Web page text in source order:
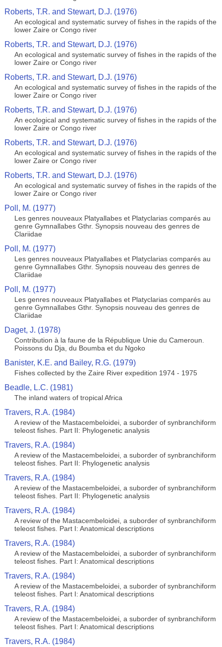
Roberts, T.R. and Stewart, D.J. (1976)
An ecological and systematic survey of fishes in the rapids of the
lower Zaire or Congo river
Roberts, T.R. and Stewart, D.J. (1976)
An ecological and systematic survey of fishes in the rapids of the
lower Zaire or Congo river
Roberts, T.R. and Stewart, D.J. (1976)
An ecological and systematic survey of fishes in the rapids of the
lower Zaire or Congo river
Roberts, T.R. and Stewart, D.J. (1976)
An ecological and systematic survey of fishes in the rapids of the
lower Zaire or Congo river
Roberts, T.R. and Stewart, D.J. (1976)
An ecological and systematic survey of fishes in the rapids of the
lower Zaire or Congo river
Roberts, T.R. and Stewart, D.J. (1976)
An ecological and systematic survey of fishes in the rapids of the
lower Zaire or Congo river
Poll, M. (1977)
Les genres nouveaux Platyallabes et Platyclarias comparés au
genre Gymnallabes Gthr. Synopsis nouveau des genres de
Clariidae
Poll, M. (1977)
Les genres nouveaux Platyallabes et Platyclarias comparés au
genre Gymnallabes Gthr. Synopsis nouveau des genres de
Clariidae
Poll, M. (1977)
Les genres nouveaux Platyallabes et Platyclarias comparés au
genre Gymnallabes Gthr. Synopsis nouveau des genres de
Clariidae
Daget, J. (1978)
Contribution à la faune de la République Unie du Cameroun.
Poissons du Dja, du Boumba et du Ngoko
Banister, K.E. and Bailey, R.G. (1979)
Fishes collected by the Zaire River expedition 1974 - 1975
Beadle, L.C. (1981)
The inland waters of tropical Africa
Travers, R.A. (1984)
A review of the Mastacembeloidei, a suborder of synbranchiform
teleost fishes. Part II: Phylogenetic analysis
Travers, R.A. (1984)
A review of the Mastacembeloidei, a suborder of synbranchiform
teleost fishes. Part II: Phylogenetic analysis
Travers, R.A. (1984)
A review of the Mastacembeloidei, a suborder of synbranchiform
teleost fishes. Part II: Phylogenetic analysis
Travers, R.A. (1984)
A review of the Mastacembeloidei, a suborder of synbranchiform
teleost fishes. Part I: Anatomical descriptions
Travers, R.A. (1984)
A review of the Mastacembeloidei, a suborder of synbranchiform
teleost fishes. Part I: Anatomical descriptions
Travers, R.A. (1984)
A review of the Mastacembeloidei, a suborder of synbranchiform
teleost fishes. Part I: Anatomical descriptions
Travers, R.A. (1984)
A review of the Mastacembeloidei, a suborder of synbranchiform
teleost fishes. Part I: Anatomical descriptions
Travers, R.A. (1984)